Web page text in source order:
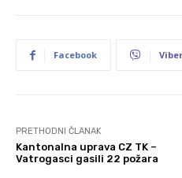
Facebook Viber
PRETHODNI ČLANAK
Kantonalna uprava CZ TK –
Vatrogasci gasili 22 požara